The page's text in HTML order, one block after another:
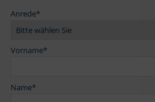
Anrede*
Vorname*
Name*